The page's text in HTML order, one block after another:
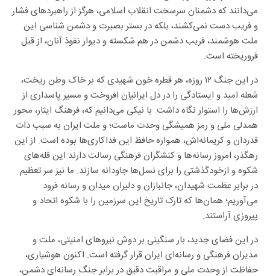
می‌دانند که دشمنان سرسخت انقلاب اسلامی، هرگز از راهبرد‌های فشار
و فریب دست نمی‌کشند، بلکه در بستر بصیرت و دشمن شناسی این
ملت هوشمند، فریب دشمن در هم شکسته و دیوار نفوذ آنان، از قبل
فروریخته است.
در این جنگ ۱۲ روزه، هر قطره خون شهیدی که بر خاک وطن ریخت،
شعله امید و ایستادگی را در دل ایرانیان افروخت و مسیر پاسداری از
ارزش‌ها را استوار نگاه داشت. با نیکی می‌دانیم که، فرهنگ ایثار، محور
همدلی ملی و رمز همیشگی وحدت ماست؛ و ملت ایران به سبب ذات
قدردان و کریمانه‌اش، همواره حافظ این فداکاری‌ها بوده است. از این
رهگذر، امروز رسانه‌ها و کنشگران فرهنگی رسالت دارند این قله‌های
شکوه و ازخودگذشتی را برای نسل‌ها جاودانه سازند. ما نیز سر تعظیم
در برابر عظمت شهیدان، جانبازان و دلیران میدان و رسانه فرود
می‌آوریم؛ همان‌ها که تارک تاریخ این سرزمین را با شکوه اتحاد و
پیروزی آراستند.
در این فضای جدید، بار سنگینی بر دوش نیرو‌های امنیتی، ملت و
مدیران فرهنگی و رسانه‌ای ایران قرار گرفته است. اکنون هوشیاری،
حفاظت از وحدت ملی و مراقبت دقیق در برابر جنگ رسانه‌ای دشمن،